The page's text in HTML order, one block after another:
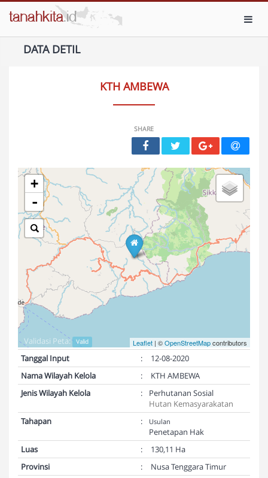
DATA DETIL
KTH AMBEWA
SHARE
+
-
Leaflet | ©OpenStreetMapcontributors
Validasi Peta: Valid
Tanggal Input :
12-08-2020
Nama Wilayah Kelola
:
KTH AMBEWA
Jenis Wilayah Kelola
:
Perhutanan Sosial
Hutan Kemasyarakatan
Tahapan
: Usulan
Penetapan Hak
Luas
:
130,11 Ha
Provinsi
:
Nusa Tenggara Timur